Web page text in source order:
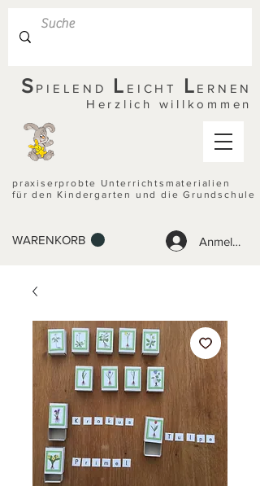
S PIELEND L EICHT L ERNEN
Herzlich willkommen
praxiserprobte Unterrichtsmaterialien
für den Kindergarten und die Grundschule
WARENKORB Anmelden